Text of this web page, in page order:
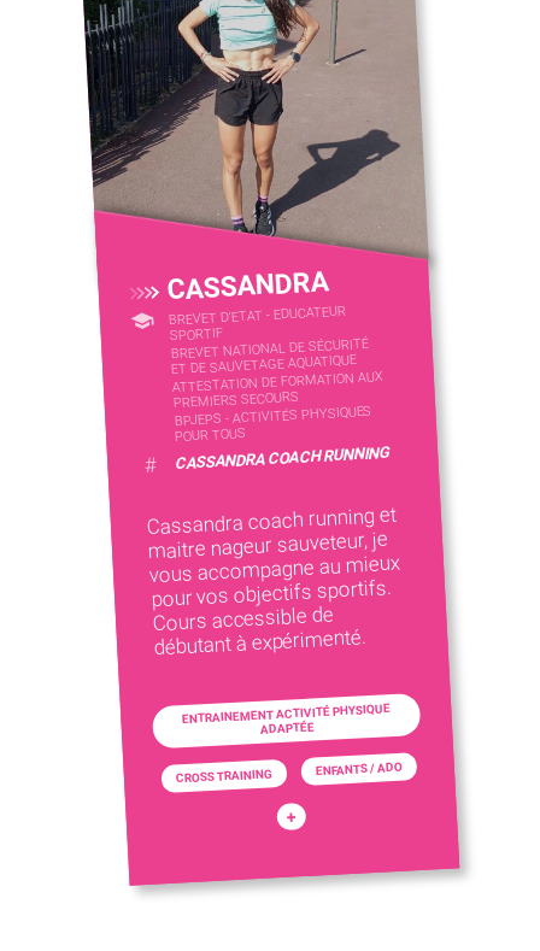
CASSANDRA
BREVET D'ETAT - EDUCATEUR
SPORTIF
BREVET NATIONAL DE SÉCURITÉ
ET DE SAUVETAGE AQUATIQUE
ATTESTATION DE FORMATION AUX
PREMIERS SECOURS
BPJEPS - ACTIVITÉS PHYSIQUES
POUR TOUS
# CASSANDRA COACH RUNNING
Cassandra coach running et
maitre nageur sauveteur, je
vous accompagne au mieux
pour vos objectifs sportifs.
Cours accessible de
débutant à expérimenté.
ENTRAINEMENT ACTIVITÉ PHYSIQUE
ADAPTÉE
CROSS TRAINING ENFANTS / ADO
+